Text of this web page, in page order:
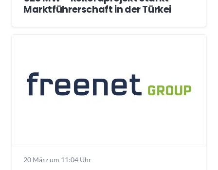
Marktführerschaft in der Türkei
20 März um 11:04 Uhr